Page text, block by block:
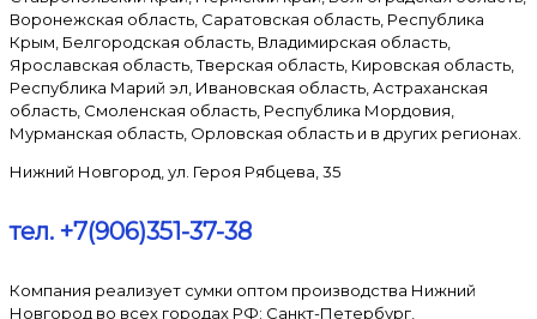
Воронежская область, Саратовская область, Республика
Крым, Белгородская область, Владимирская область,
Ярославская область, Тверская область, Кировская область,
Республика Марий эл, Ивановская область, Астраханская
область, Смоленская область, Республика Мордовия,
Мурманская область, Орловская область и в других регионах.
Нижний Новгород, ул. Героя Рябцева, 35
тел. +7(906)351-37-38
Компания реализует сумки оптом производства Нижний
Новгород во всех городах РФ: Санкт-Петербург,